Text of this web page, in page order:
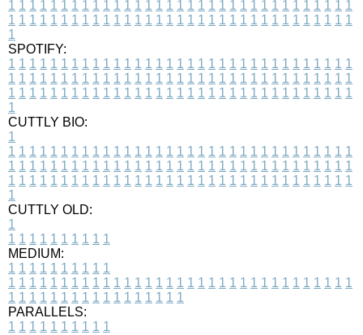
1 1 1 1 1 1 1 1 1 1 1 1 1 1 1 1 1 1 1 1 1 1 1 1 1 1 1 1 1 1 1 1 1
1 1 1 1 1 1 1 1 1 1 1 1 1 1 1 1 1 1 1 1 1 1 1 1 1 1 1 1 1 1 1 1 1
1
SPOTIFY:
1 1 1 1 1 1 1 1 1 1 1 1 1 1 1 1 1 1 1 1 1 1 1 1 1 1 1 1 1 1 1 1 1
1 1 1 1 1 1 1 1 1 1 1 1 1 1 1 1 1 1 1 1 1 1 1 1 1 1 1 1 1 1 1 1 1
1 1 1 1 1 1 1 1 1 1 1 1 1 1 1 1 1 1 1 1 1 1 1 1 1 1 1 1 1 1 1 1 1
1
CUTTLY BIO:
1
1 1 1 1 1 1 1 1 1 1 1 1 1 1 1 1 1 1 1 1 1 1 1 1 1 1 1 1 1 1 1 1 1
1 1 1 1 1 1 1 1 1 1 1 1 1 1 1 1 1 1 1 1 1 1 1 1 1 1 1 1 1 1 1 1 1
1 1 1 1 1 1 1 1 1 1 1 1 1 1 1 1 1 1 1 1 1 1 1 1 1 1 1 1 1 1 1 1 1
1
CUTTLY OLD:
1
1 1 1 1 1 1 1 1 1 1
MEDIUM:
1 1 1 1 1 1 1 1 1 1
1 1 1 1 1 1 1 1 1 1 1 1 1 1 1 1 1 1 1 1 1 1 1 1 1 1 1 1 1 1 1 1 1
1 1 1 1 1 1 1 1 1 1 1 1 1 1 1 1 1
PARALLELS:
1 1 1 1 1 1 1 1 1 1